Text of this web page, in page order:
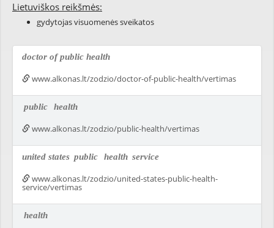
Lietuviškos reikšmės:
gydytojas visuomenės sveikatos
doctor of public health
www.alkonas.lt/zodzio/doctor-of-public-health/vertimas
public health
www.alkonas.lt/zodzio/public-health/vertimas
united states public health service
www.alkonas.lt/zodzio/united-states-public-health-
service/vertimas
health